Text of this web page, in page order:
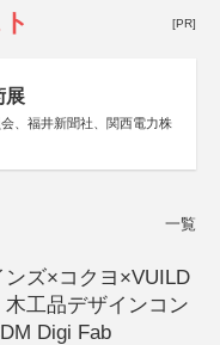
[PR]
展
、福井新聞社、関西電力株
一覧
ンズ×コクヨ×VUILD
工品デザインコン
Digi Fab